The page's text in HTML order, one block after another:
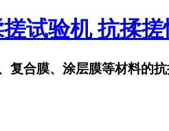
试验机 抗揉
复合膜、涂层膜等材料的